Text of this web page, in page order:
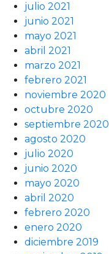
julio 2021
junio 2021
mayo 2021
abril 2021
marzo 2021
febrero 2021
noviembre 2020
octubre 2020
septiembre 2020
agosto 2020
julio 2020
junio 2020
mayo 2020
abril 2020
febrero 2020
enero 2020
diciembre 2019